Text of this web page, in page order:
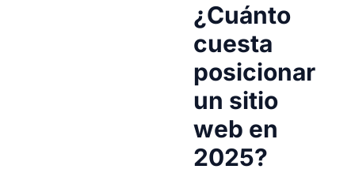
¿Cuánto
cuesta
posicionar
un sitio
web en
2025?